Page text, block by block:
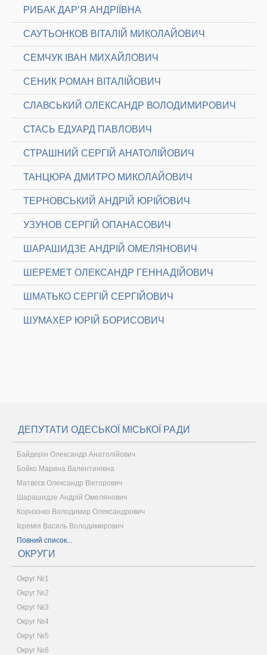
РИБАК ДАР’Я АНДРІЇВНА
САУТЬОНКОВ ВІТАЛІЙ МИКОЛАЙОВИЧ
СЕМЧУК ІВАН МИХАЙЛОВИЧ
СЕНИК РОМАН ВІТАЛІЙОВИЧ
СЛАВСЬКИЙ ОЛЕКСАНДР ВОЛОДИМИРОВИЧ
СТАСЬ ЕДУАРД ПАВЛОВИЧ
СТРАШНИЙ СЕРГІЙ АНАТОЛІЙОВИЧ
ТАНЦЮРА ДМИТРО МИКОЛАЙОВИЧ
ТЕРНОВСЬКИЙ АНДРІЙ ЮРІЙОВИЧ
УЗУНОВ СЕРГІЙ ОПАНАСОВИЧ
ШАРАШИДЗЕ АНДРІЙ ОМЕЛЯНОВИЧ
ШЕРЕМЕТ ОЛЕКСАНДР ГЕННАДІЙОВИЧ
ШМАТЬКО СЕРГІЙ СЕРГІЙОВИЧ
ШУМАХЕР ЮРІЙ БОРИСОВИЧ
ДЕПУТАТИ ОДЕСЬКОЇ МІСЬКОЇ РАДИ
Байдерін Олександр Анатолійович
Бойко Марина Валентинівна
Матвєєв Олександр Вікторович
Шарашидзе Андрій Омелянович
Корнієнко Володимир Олександрович
Ієремія Василь Володимирович
Повний список...
ОКРУГИ
Округ №1
Округ №2
Округ №3
Округ №4
Округ №5
Округ №6